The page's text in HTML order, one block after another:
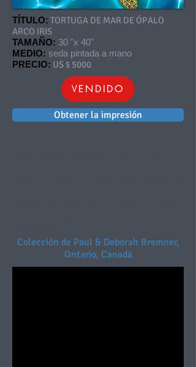
TÍTULO: TORTUGA DE MAR DE ÓPALO
ARCO IRIS
TAMAÑO: 30 "x 40"
MEDIO: seda pintada a mano
PRECIO: US $ 5000
VENDIDO
Obtener la impresión
Colección de Paul & Deborah Bremner,
Ontario, Canadá